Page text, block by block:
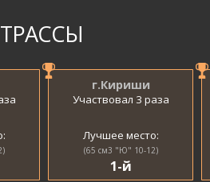
г.Кириши
Участвовал 3 раза
Лучшее место:
(65 см3 "Ю" 10-12)
1-й